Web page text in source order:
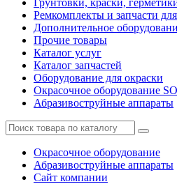
Ремкомплекты и запчасти
Дополнительное
Прочие товары
Каталог услуг
Каталог запчастей
Оборудование для окраски
Окрасочное оборудование
Абразивоструйные аппараты
Окрасочное оборудование
Абразивоструйные аппараты
Сайт компании